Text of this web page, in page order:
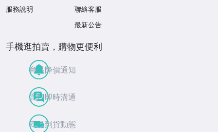
服務說明
聯絡客服
最新公告
手機逛拍賣，購物更便利
商品降價通知
買賣即時溝通
商品到貨動態